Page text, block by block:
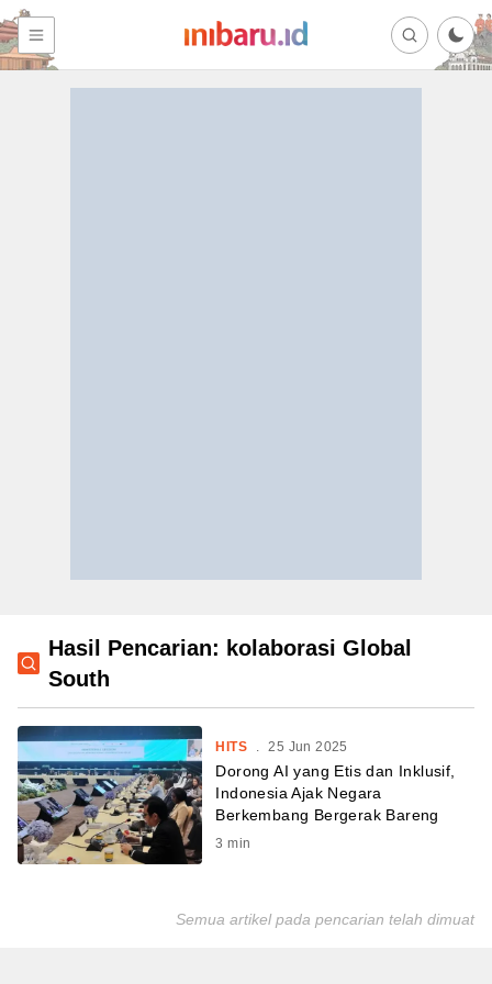
Hasil Pencarian: kolaborasi Global
South
HITS . 25 Jun 2025
Dorong AI yang Etis dan Inklusif,
Indonesia Ajak Negara
Berkembang Bergerak Bareng
3 min
Semua artikel pada pencarian telah dimuat